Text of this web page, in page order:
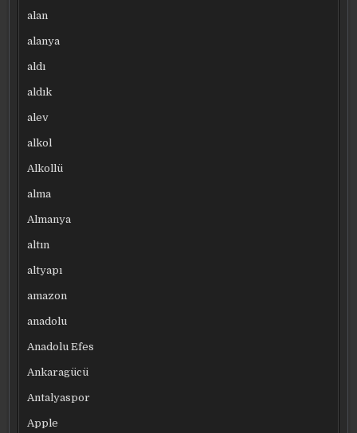
alan
alanya
aldı
aldık
alev
alkol
Alkollü
alma
Almanya
altın
altyapı
amazon
anadolu
Anadolu Efes
Ankaragücü
Antalyaspor
Apple